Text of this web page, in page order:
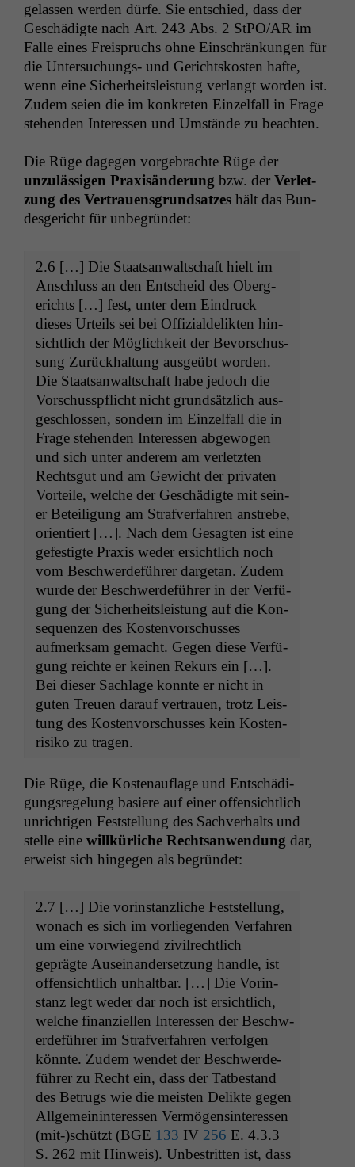
gelassen wer­den dürfe. Sie entsch­ied, dass der
Geschädigte nach Art. 243 Abs. 2 StPO/AR im
Falle eines Freis­pruchs ohne Ein­schränkun­gen für
die Unter­suchungs- und Gericht­skosten hafte,
wenn eine Sicher­heit­sleis­tung ver­langt wor­den ist.
Zudem seien die im konkreten Einzelfall in Frage
ste­hen­den Inter­essen und Umstände zu beachten.
Die Rüge dage­gen vorge­brachte Rüge der
unzuläs­si­gen Prax­isän­derung bzw. der Ver­let­
zung des Ver­trauensgrund­satzes hält das Bun­
des­gericht für unbegründet:
2.6 […] Die Staat­san­waltschaft hielt im
Anschluss an den Entscheid des Oberg­
erichts […] fest, unter dem Ein­druck
dieses Urteils sei bei Offizialde­lik­ten hin­
sichtlich der Möglichkeit der Bevorschus­
sung Zurück­hal­tung aus­geübt wor­den.
Die Staat­san­waltschaft habe jedoch die
Vorschusspflicht nicht grund­sät­zlich aus­
geschlossen, son­dern im Einzelfall die in
Frage ste­hen­den Inter­essen abge­wogen
und sich unter anderem am ver­let­zten
Rechtsgut und am Gewicht der pri­vat­en
Vorteile, welche der Geschädigte mit sein­
er Beteili­gung am Strafver­fahren anstrebe,
ori­en­tiert […]. Nach dem Gesagten ist eine
gefes­tigte Prax­is wed­er ersichtlich noch
vom Beschw­erde­führer dar­ge­tan. Zudem
wurde der Beschw­erde­führer in der Ver­fü­
gung der Sicher­heit­sleis­tung auf die Kon­
se­quen­zen des Kosten­vorschuss­es
aufmerk­sam gemacht. Gegen diese Ver­fü­
gung reichte er keinen Rekurs ein […].
Bei dieser Sach­lage kon­nte er nicht in
guten Treuen darauf ver­trauen, trotz Leis­
tung des Kosten­vorschuss­es kein Kosten­
risiko zu tragen.
Die Rüge, die Koste­nau­flage und Entschädi­
gungsregelung basiere auf ein­er offen­sichtlich
unrichti­gen Fest­stel­lung des Sachver­halts und
stelle eine willkür­liche Recht­san­wen­dung dar,
erweist sich hinge­gen als begründet:
2.7 […] Die vorin­stan­zliche Fest­stel­lung,
wonach es sich im vor­liegen­den Ver­fahren
um eine vor­wiegend zivil­rechtlich
geprägte Auseinan­der­set­zung han­dle, ist
offen­sichtlich unhalt­bar. […] Die Vorin­
stanz legt wed­er dar noch ist ersichtlich,
welche finanziellen Inter­essen der Beschw­
erde­führer im Strafver­fahren ver­fol­gen
kön­nte. Zudem wen­det der Beschw­erde­
führer zu Recht ein, dass der Tatbe­stand
des Betrugs wie die meis­ten Delik­te gegen
All­ge­mein­in­ter­essen Ver­mö­gensin­ter­essen
(mit-)schützt (BGE 133 IV 256 E. 4.3.3
S. 262 mit Hin­weis). Unbe­strit­ten ist, dass